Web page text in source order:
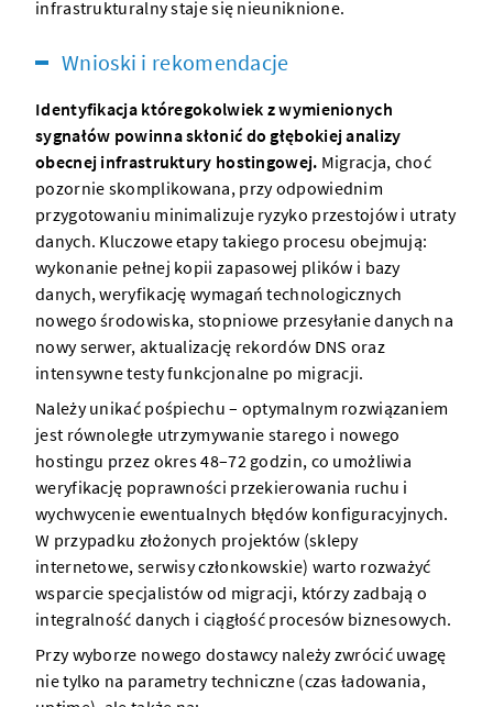
infrastrukturalny staje się nieuniknione.
Wnioski i rekomendacje
Identyfikacja któregokolwiek z wymienionych
sygnałów powinna skłonić do głębokiej analizy
obecnej infrastruktury hostingowej. Migracja, choć
pozornie skomplikowana, przy odpowiednim
przygotowaniu minimalizuje ryzyko przestojów i utraty
danych. Kluczowe etapy takiego procesu obejmują:
wykonanie pełnej kopii zapasowej plików i bazy
danych, weryfikację wymagań technologicznych
nowego środowiska, stopniowe przesyłanie danych na
nowy serwer, aktualizację rekordów DNS oraz
intensywne testy funkcjonalne po migracji.
Należy unikać pośpiechu – optymalnym rozwiązaniem
jest równoległe utrzymywanie starego i nowego
hostingu przez okres 48–72 godzin, co umożliwia
weryfikację poprawności przekierowania ruchu i
wychwycenie ewentualnych błędów konfiguracyjnych.
W przypadku złożonych projektów (sklepy
internetowe, serwisy członkowskie) warto rozważyć
wsparcie specjalistów od migracji, którzy zadbają o
integralność danych i ciągłość procesów biznesowych.
Przy wyborze nowego dostawcy należy zwrócić uwagę
nie tylko na parametry techniczne (czas ładowania,